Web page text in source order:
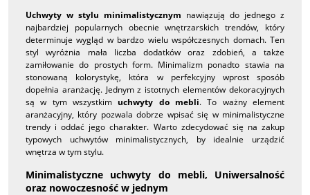
Uchwyty w stylu minimalistycznym nawiązują do jednego z
najbardziej popularnych obecnie wnętrzarskich trendów, który
determinuje wygląd w bardzo wielu współczesnych domach. Ten
styl wyróżnia mała liczba dodatków oraz zdobień, a także
zamiłowanie do prostych form. Minimalizm ponadto stawia na
stonowaną kolorystykę, która w perfekcyjny wprost sposób
dopełnia aranżację. Jednym z istotnych elementów dekoracyjnych
są w tym wszystkim uchwyty do mebli. To ważny element
aranżacyjny, który pozwala dobrze wpisać się w minimalistyczne
trendy i oddać jego charakter. Warto zdecydować się na zakup
typowych uchwytów minimalistycznych, by idealnie urządzić
wnętrza w tym stylu.
Minimalistyczne uchwyty do mebli, Uniwersalność
oraz nowoczesność w jednym